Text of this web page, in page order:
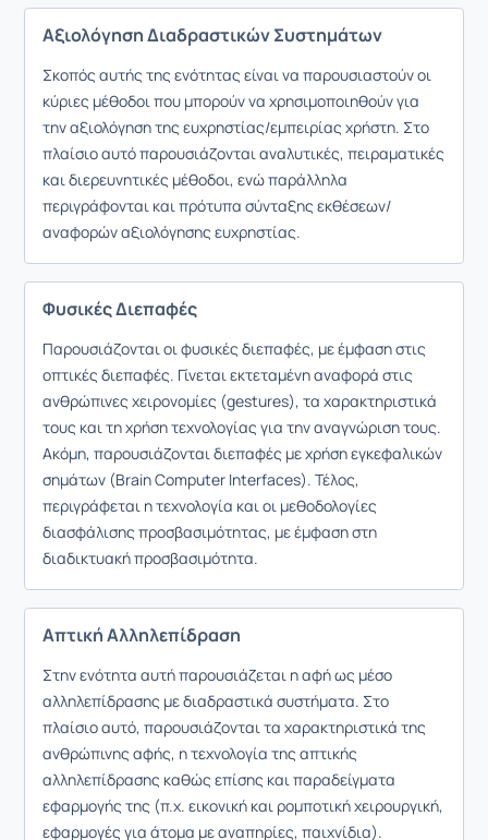
Αξιολόγηση Διαδραστικών Συστημάτων
Σκοπός αυτής της ενότητας είναι να παρουσιαστούν οι
κύριες μέθοδοι που μπορούν να χρησιμοποιηθούν για
την αξιολόγηση της ευχρηστίας/εμπειρίας χρήστη. Στο
πλαίσιο αυτό παρουσιάζονται αναλυτικές, πειραματικές
και διερευνητικές μέθοδοι, ενώ παράλληλα
περιγράφονται και πρότυπα σύνταξης εκθέσεων/
αναφορών αξιολόγησης ευχρηστίας.
Φυσικές Διεπαφές
Παρουσιάζονται οι φυσικές διεπαφές, με έμφαση στις
οπτικές διεπαφές. Γίνεται εκτεταμένη αναφορά στις
ανθρώπινες χειρονομίες (gestures), τα χαρακτηριστικά
τους και τη χρήση τεχνολογίας για την αναγνώριση τους.
Ακόμη, παρουσιάζονται διεπαφές με χρήση εγκεφαλικών
σημάτων (Brain Computer Interfaces). Τέλος,
περιγράφεται η τεχνολογία και οι μεθοδολογίες
διασφάλισης προσβασιμότητας, με έμφαση στη
διαδικτυακή προσβασιμότητα.
Απτική Αλληλεπίδραση
Στην ενότητα αυτή παρουσιάζεται η αφή ως μέσο
αλληλεπίδρασης με διαδραστικά συστήματα. Στο
πλαίσιο αυτό, παρουσιάζονται τα χαρακτηριστικά της
ανθρώπινης αφής, η τεχνολογία της απτικής
αλληλεπίδρασης καθώς επίσης και παραδείγματα
εφαρμογής της (π.χ. εικονική και ρομποτική χειρουργική,
εφαρμογές για άτομα με αναπηρίες, παιχνίδια).